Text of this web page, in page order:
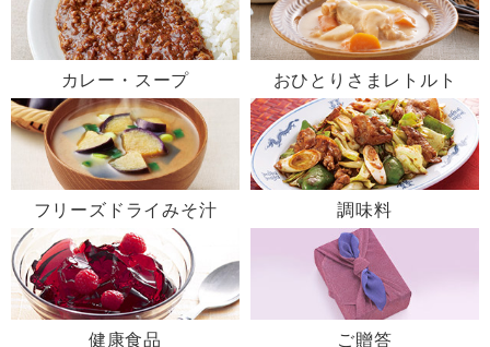
カレー・スープ おひとりさまレトルト
フリーズドライみそ汁 調味料
健康食品 ご贈答